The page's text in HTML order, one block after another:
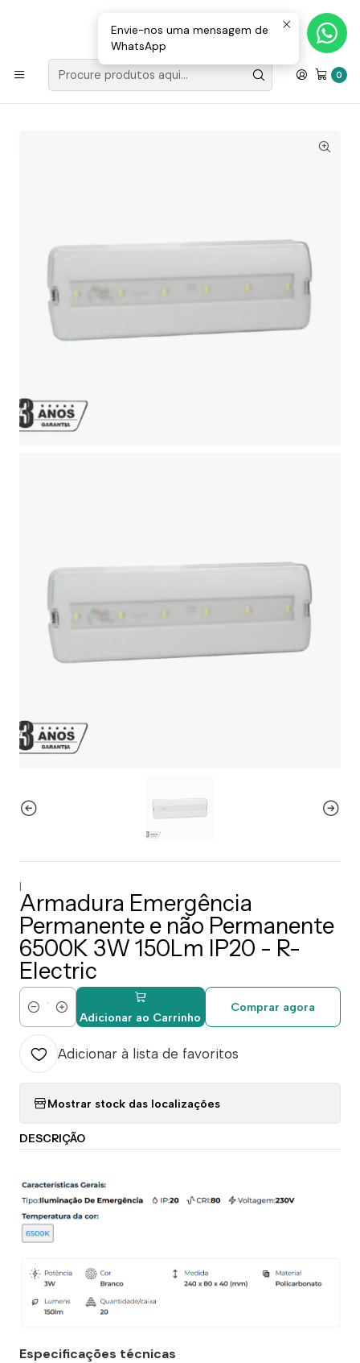
0
Loja Valongo: 220 150 143 (chamada para a rede fixa nacional) «»
E-mail: geral@movenergy.pt
Início
Armadura Emergência Permanente e não Permanente
6500K 3W 150Lm IP20 - R-Electric
|
Armadura Emergência
Permanente e não Permanente
6500K 3W 150Lm IP20 - R-
Electric
QuantidadeAdicionar ao Carrinho
Comprar agora
Adicionar à lista de favoritos
Mostrar stock das localizações
DESCRIÇÃO
Especificações técnicas
Envie-nos uma mensagem de
WhatsApp